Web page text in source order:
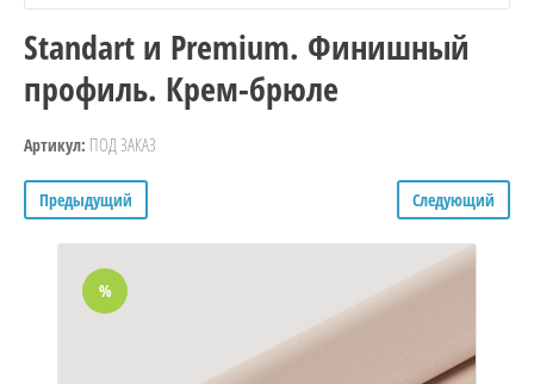
Standart и Premium. Финишный
профиль. Крем-брюле
Артикул: ПОД ЗАКАЗ
Предыдущий Следующий
%